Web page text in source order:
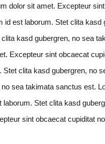
dolor sit amet. Excepteur
id est laborum. Stet clita
kasd gubergren, no sea
Excepteur sint obcaecat
Stet clita kasd gubergren, no
sea takimata sanctus est.
laborum. Stet clita kasd
sint obcaecat cupiditat